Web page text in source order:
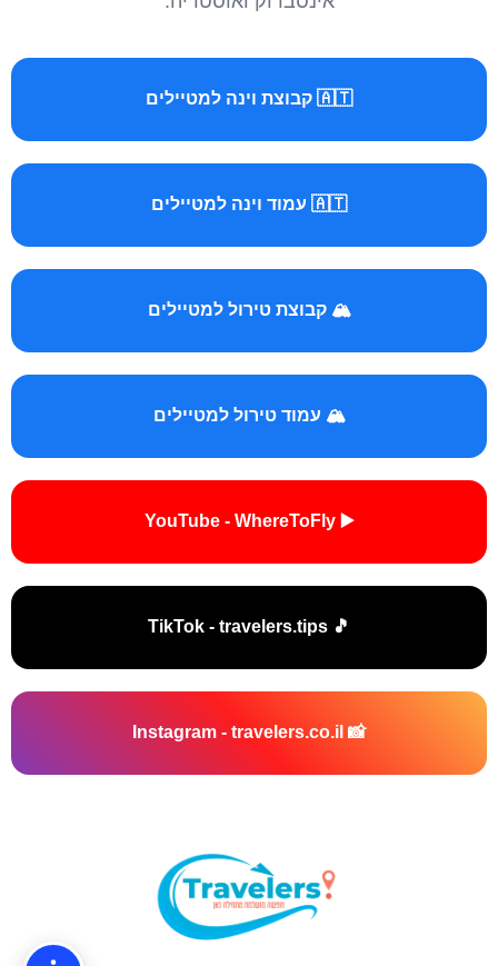
🇦🇹 קבוצת וינה למטיילים
🇦🇹 עמוד וינה למטיילים
🏔️ קבוצת טירול למטיילים
🏔️ עמוד טירול למטיילים
▶️ YouTube - WhereToFly
🎵 TikTok - travelers.tips
📸 Instagram - travelers.co.il